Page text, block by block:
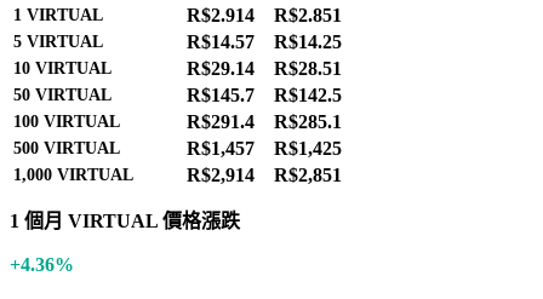
1 VIRTUAL R$2.914 R$2.851
5 VIRTUAL R$14.57 R$14.25
10 VIRTUAL R$29.14 R$28.51
50 VIRTUAL R$145.7 R$142.5
100 VIRTUAL R$291.4 R$285.1
500 VIRTUAL R$1,457 R$1,425
1,000 VIRTUAL R$2,914 R$2,851
1 個月 VIRTUAL 價格漲跌
+4.36%